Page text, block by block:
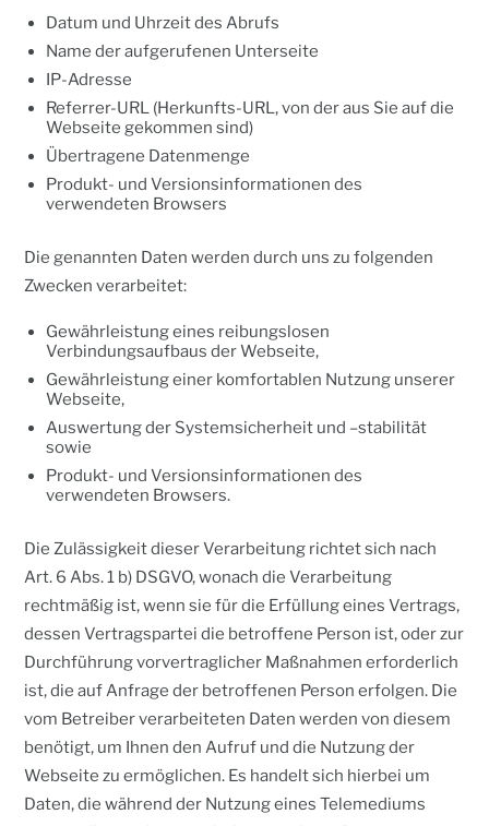
Datum und Uhrzeit des Abrufs
Name der aufgerufenen Unterseite
IP-Adresse
Referrer-URL (Herkunfts-URL, von der aus Sie auf die
Webseite gekommen sind)
Übertragene Datenmenge
Produkt- und Versionsinformationen des
verwendeten Browsers
Die genannten Daten werden durch uns zu folgenden
Zwecken verarbeitet:
Gewährleistung eines reibungslosen
Verbindungsaufbaus der Webseite,
Gewährleistung einer komfortablen Nutzung unserer
Webseite,
Auswertung der Systemsicherheit und –stabilität
sowie
Produkt- und Versionsinformationen des
verwendeten Browsers.
Die Zulässigkeit dieser Verarbeitung richtet sich nach
Art. 6 Abs. 1 b) DSGVO, wonach die Verarbeitung
rechtmäßig ist, wenn sie für die Erfüllung eines Vertrags,
dessen Vertragspartei die betroffene Person ist, oder zur
Durchführung vorvertraglicher Maßnahmen erforderlich
ist, die auf Anfrage der betroffenen Person erfolgen. Die
vom Betreiber verarbeiteten Daten werden von diesem
benötigt, um Ihnen den Aufruf und die Nutzung der
Webseite zu ermöglichen. Es handelt sich hierbei um
Daten, die während der Nutzung eines Telemediums